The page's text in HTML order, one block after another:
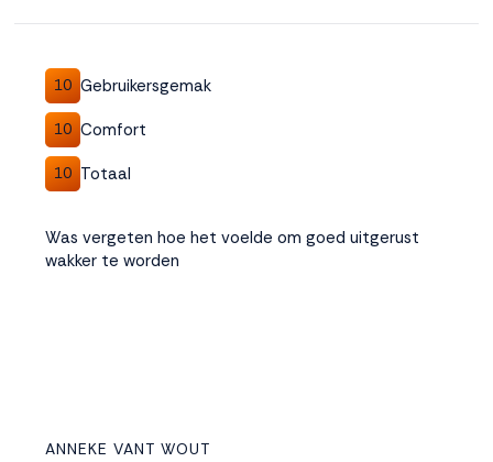
10 Gebruikersgemak
10 Comfort
10 Totaal
Was vergeten hoe het voelde om goed uitgerust
wakker te worden
ANNEKE VANT WOUT